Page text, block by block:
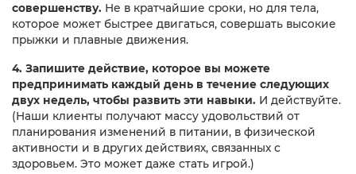
совершенству. Не в кратчайшие сроки, но для тела,
которое может быстрее двигаться, совершать высокие
прыжки и плавные движения.
4. Запишите действие, которое вы можете
предпринимать каждый день в течение следующих
двух недель, чтобы развить эти навыки. И действуйте.
(Наши клиенты получают массу удовольствий от
планирования изменений в питании, в физической
активности и в других действиях, связанных с
здоровьем. Это может даже стать игрой.)